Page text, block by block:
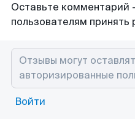
Оставьте комментарий
пользователям принять
Войти